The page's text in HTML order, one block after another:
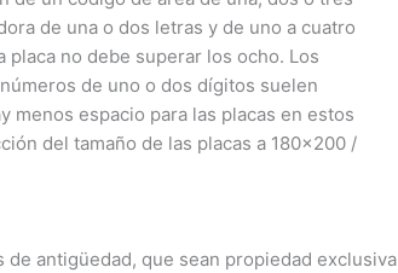
de una o dos letras y de uno a cuatro
no debe superar los ocho. Los
de uno o dos dígitos suelen
menos espacio para las placas en estos
del tamaño de las placas a 180×200 /
antigüedad, que sean propiedad exclusiva